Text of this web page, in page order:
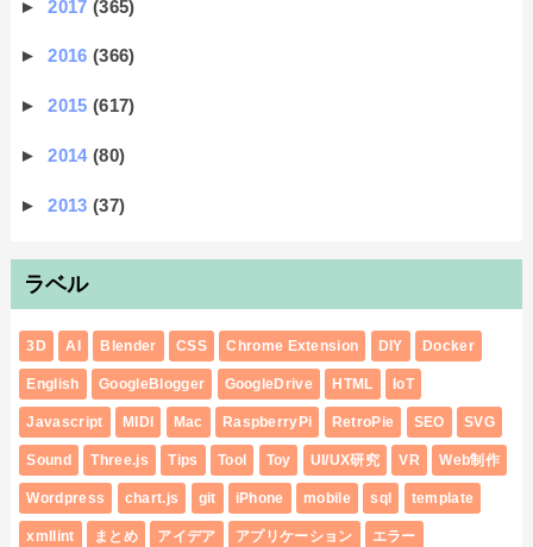
►2017(365)
►2016(366)
►2015(617)
►2014(80)
►2013(37)
ラベル
3D AI Blender CSS Chrome Extension DIY Docker
English GoogleBlogger GoogleDrive HTML IoT
Javascript MIDI Mac RaspberryPi RetroPie SEO SVG
Sound Three.js Tips Tool Toy UI/UX研究 VR Web制作
Wordpress chart.js git iPhone mobile sql template
xmllint まとめ アイデア アプリケーション エラー